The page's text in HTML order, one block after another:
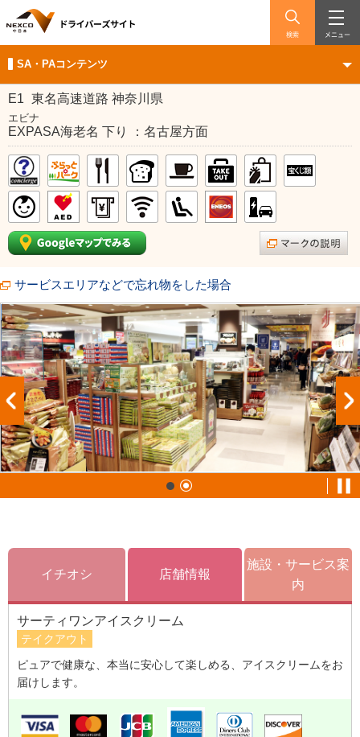
検索 メニュー
SA・PAコンテンツ
E1 東名高速道路 神奈川県
エビナ
EXPASA海老名 下り ：名古屋方面
サービスエリアなどで忘れ物をした場合
イチオシ 店舗情報
施設・サービス案
内
サーティワンアイスクリーム
テイクアウト
ピュアで健康な、本当に安心して楽しめる、アイスクリームをお
届けします。